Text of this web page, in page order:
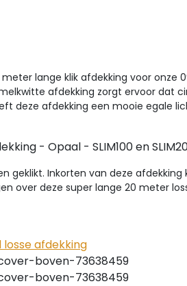
lange klik afdekking voor onze
afdekking zorgt ervoor dat
deze afdekking een mooie egale
- Opaal - SLIM100 en
geklikt. Inkorten van deze
over deze super lange 20 meter
losse afdekking
boven-73638459
boven-73638459